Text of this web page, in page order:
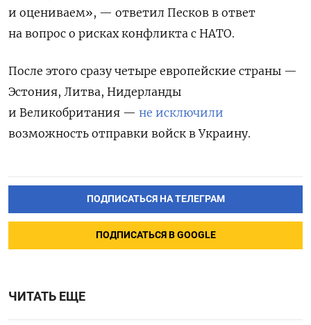
и оцениваем», — ответил Песков в ответ
на вопрос о рисках конфликта с НАТО.
После этого сразу четыре европейские страны —
Эстония, Литва, Нидерланды
и Великобритания — не исключили
возможность отправки войск в Украину.
ПОДПИСАТЬСЯ НА ТЕЛЕГРАМ
ПОДПИСАТЬСЯ В GOOGLE
ЧИТАТЬ ЕЩЕ